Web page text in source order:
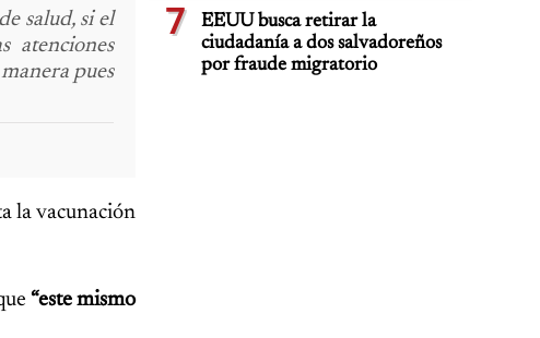
salud, si el
atenciones
pues
la vacunación
“este mismo
7
EEUU busca retirar la
ciudadanía a dos salvadoreños
por fraude migratorio